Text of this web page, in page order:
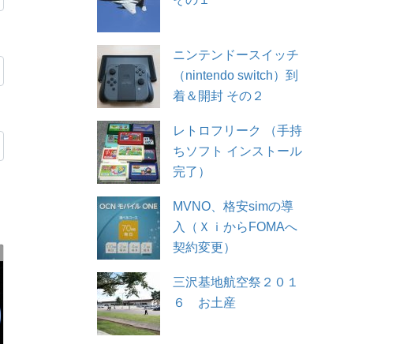
ニンテンドースイッチ
（nintendo switch）到
着＆開封 その２
レトロフリーク （手持
ちソフト インストール
完了）
MVNO、格安simの導
入（ＸｉからFOMAへ
契約変更）
三沢基地航空祭２０１
６ お土産